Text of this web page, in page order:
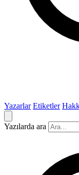
Yazarlar Etiketler
Yazılarda ara